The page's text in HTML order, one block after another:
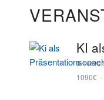
KI
3.
1090€ -